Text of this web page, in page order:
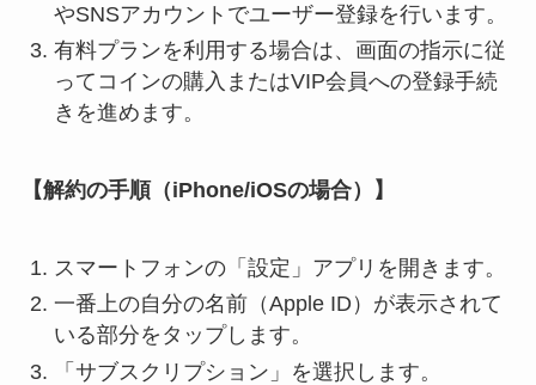
やSNSアカウントでユーザー登録を行います。
有料プランを利用する場合は、画面の指示に従
ってコインの購入またはVIP会員への登録手続
きを進めます。
【解約の手順（iPhone/iOSの場合）】
スマートフォンの「設定」アプリを開きます。
一番上の自分の名前（Apple ID）が表示されて
いる部分をタップします。
「サブスクリプション」を選択します。